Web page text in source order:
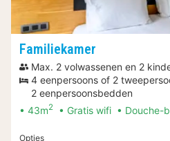
Familiekamer
Max. 2 volwassenen en 2
4 eenpersoons of 2
2 eenpersoonsbedden
43m2 Gratis wifi Douche-
Opties